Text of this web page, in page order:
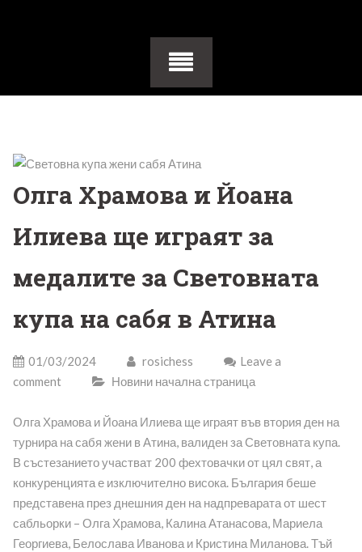
Олга Храмова и Йоана
Илиева ще играят за
медалите за Световната
купа на сабя в Атина
01/03/2024 rosichess
Leave a
comment
Новини начална страница
Олга Храмова и Йоана Илиева ще играят във втория ден на
турнира на сабя жени в Атина, валиден за Световната купа.
В състезанието участват 200 фехтовачки от цял свят, а
конкуренцията е изключително висока. България беше
представена през днешния ден на надпреварата от шест
сабльорки – Олга Храмова, Калина Атанасова, Мариела
Георгиева, Белослава Иванова и Кристина Миланова. Тъй